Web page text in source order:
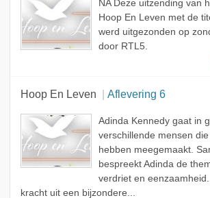
NA Deze uitzending van
Hoop En Leven met de
werd uitgezonden op
door RTL5.
Hoop En Leven Aflevering 6
Adinda Kennedy gaat in
verschillende mensen
hebben meegemaakt.
bespreekt Adinda de
verdriet en
kracht uit een bijzondere...